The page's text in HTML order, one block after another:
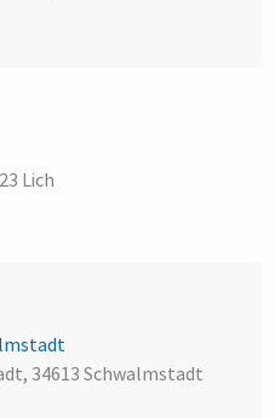
Lich
34613 Schwalmstadt